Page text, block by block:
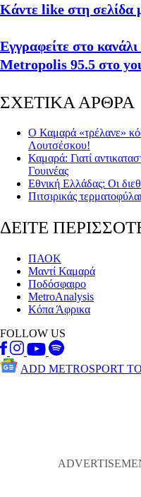
Κάντε like στη σελίδα
Εγγραφείτε στο
Metropolis 95.5 στο
ΣΧΕΤΙΚΑ ΑΡΘΡΑ
Ο Καμαρά «τρέλανε»
Λουτσέσκου!
Καμαρά: Γιατί
Γουινέας
Εθνική Ελλάδας: Οι
Πιτσιρικάς
ΔΕΙΤΕ
ΠΑΟΚ
Μαντί Καμαρά
Ποδόσφαιρο
MetroAnalysis
Κόπα Άφρικα
FOLLOW US
ADD METROSPORT